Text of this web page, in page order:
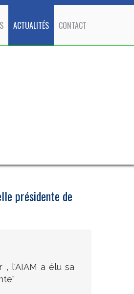
ACTUALITÉS CONTACT
présidente de
, l'AIAM a élu sa